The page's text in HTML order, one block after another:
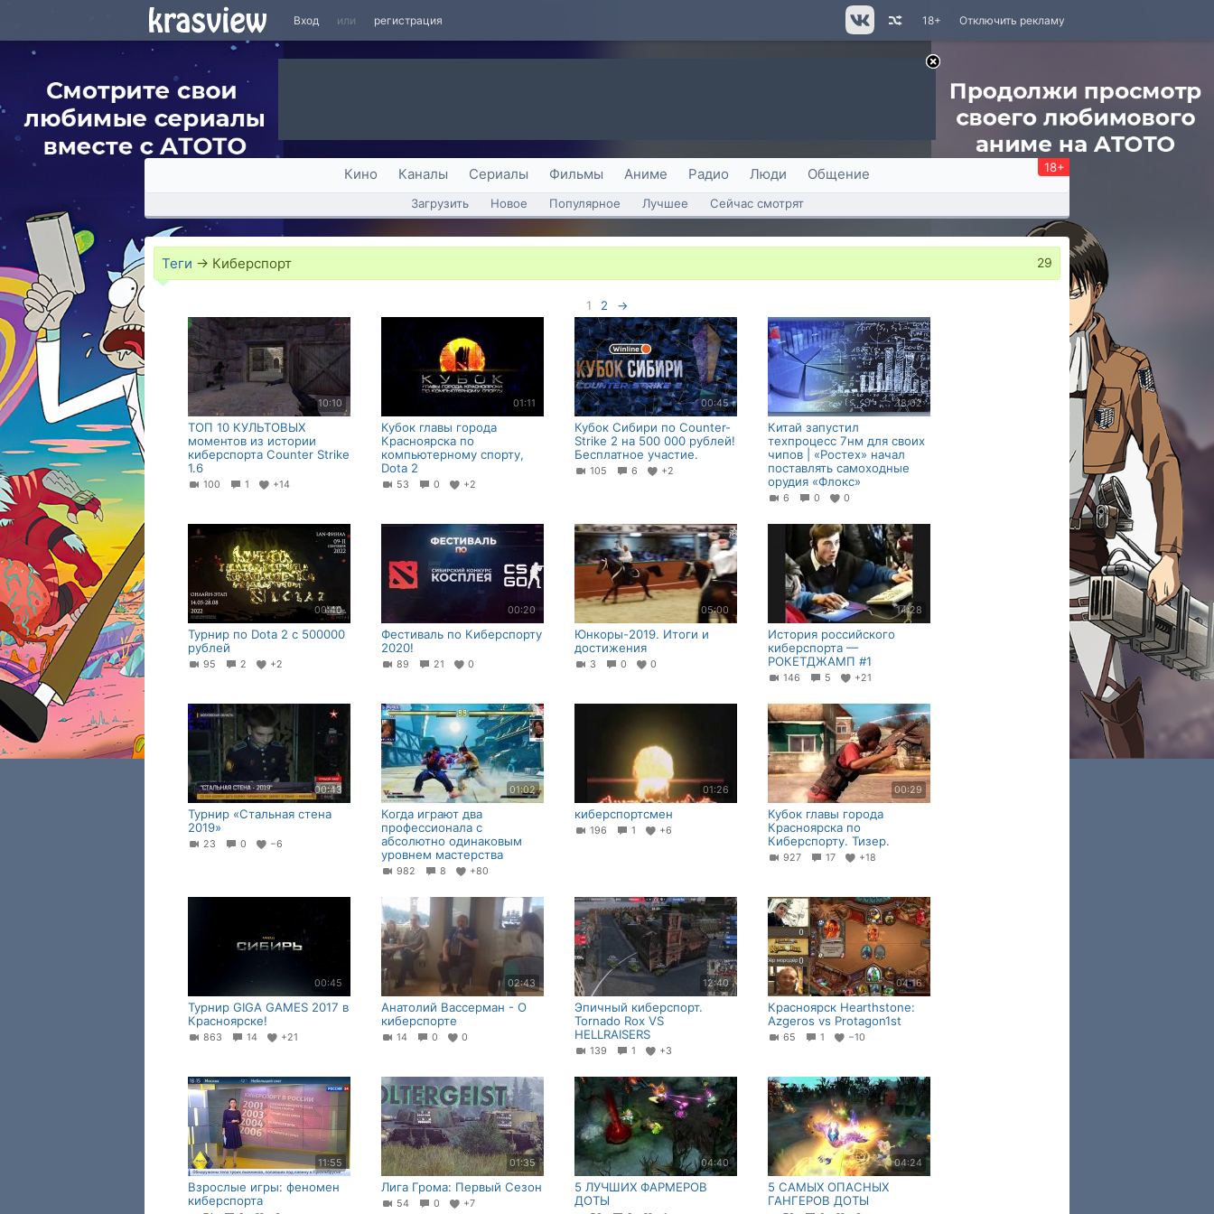
Вход или регистрация Отключить рекламу
18+
Кино Каналы Сериалы Фильмы Аниме Радио Люди Общение 18+
Загрузить Новое Популярное Лучшее Сейчас смотрят
Теги → Киберспорт 29
1 2 →
10:10
ТОП 10 КУЛЬТОВЫХ
моментов из истории
киберспорта Counter Strike
1.6
100 1 +14
01:11
Кубок главы города
Красноярска по
компьютерному спорту,
Dota 2
53 0 +2
00:45
Кубок Сибири по Counter-
Strike 2 на 500 000 рублей!
Бесплатное участие.
105 6 +2
18:02
Китай запустил
техпроцесс 7нм для своих
чипов | «Ростех» начал
поставлять самоходные
орудия «Флокс»
6 0 0
00:40
Турнир по Dota 2 с 500000
рублей
95 2 +2
00:20
Фестиваль по Киберспорту
2020!
89 21 0
05:00
Юнкоры-2019. Итоги и
достижения
3 0 0
14:28
История российского
киберспорта —
РОКЕТДЖАМП #1
146 5 +21
00:43
Турнир «Стальная стена
2019»
23 0 −6
01:02
Когда играют два
профессионала с
абсолютно одинаковым
уровнем мастерства
982 8 +80
01:26
киберспортсмен
196 1 +6
00:29
Кубок главы города
Красноярска по
Киберспорту. Тизер.
927 17 +18
00:45
Турнир GIGA GAMES 2017 в
Красноярске!
863 14 +21
02:43
Анатолий Вассерман - О
киберспорте
14 0 0
12:40
Эпичный киберспорт.
Tornado Rox VS
HELLRAISERS
139 1 +3
04:16
Красноярск Hearthstone:
Azgeros vs Protagon1st
65 1 −10
11:55
Взрослые игры: феномен
киберспорта
01:35
Лига Грома: Первый Сезон
54 0 +7
04:40
5 ЛУЧШИХ ФАРМЕРОВ
ДОТЫ
04:24
5 САМЫХ ОПАСНЫХ
ГАНГЕРОВ ДОТЫ